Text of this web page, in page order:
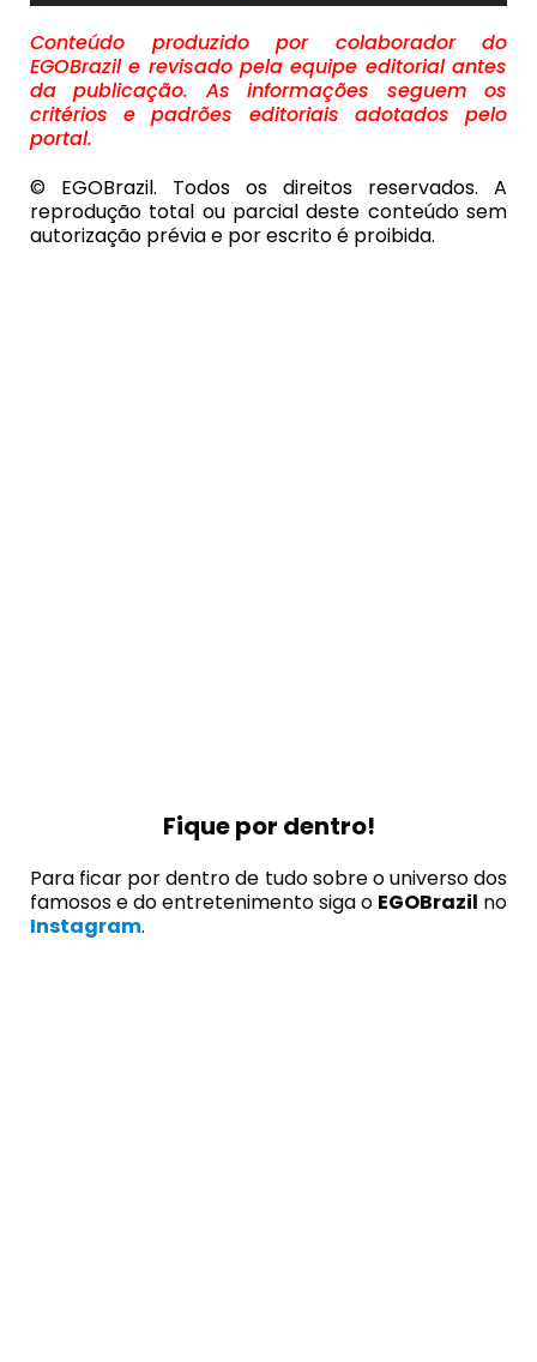
Conteúdo produzido por colaborador do
EGOBrazil e revisado pela equipe editorial antes
da publicação. As informações seguem os
critérios e padrões editoriais adotados pelo
portal.
© EGOBrazil. Todos os direitos reservados. A
reprodução total ou parcial deste conteúdo sem
autorização prévia e por escrito é proibida.
Fique por dentro!
Para ficar por dentro de tudo sobre o universo dos
famosos e do entretenimento siga o EGOBrazil no
Instagram.